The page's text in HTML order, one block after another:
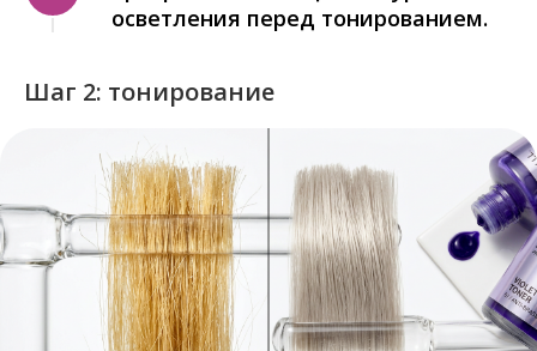
осветления перед тонированием.
Шаг 2: тонирование